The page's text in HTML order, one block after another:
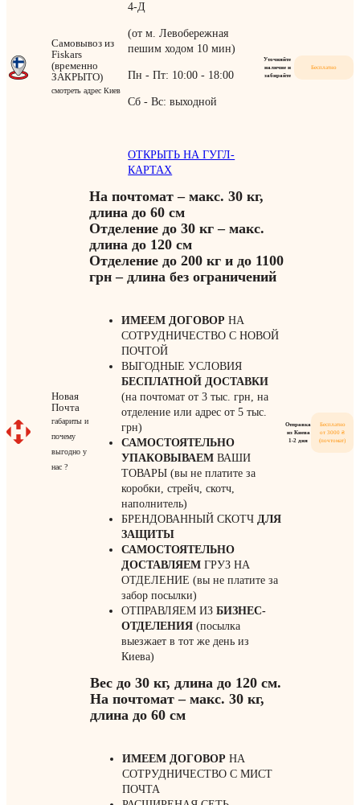
Самовывоз из
Fiskars
(временно
ЗАКРЫТО)
смотреть адрес Киев
4-Д
(от м. Левобережная
пешим ходом 10 мин)
Пн - Пт: 10:00 - 18:00
Сб - Вс: выходной
ОТКРЫТЬ НА ГУГЛ-
КАРТАХ
Уточняйте
наличие и
забирайте
Бесплатно
Новая
Почта
габариты и
почему
выгодно у
нас ?
На почтомат – макс. 30 кг,
длина до 60 см
Отделение до 30 кг – макс.
длина до 120 см
Отделение до 200 кг и до 1100
грн – длина без ограничений
ИМЕЕМ ДОГОВОР НА
СОТРУДНИЧЕСТВО С НОВОЙ
ПОЧТОЙ
ВЫГОДНЫЕ УСЛОВИЯ
БЕСПЛАТНОЙ ДОСТАВКИ
(на почтомат от 3 тыс. грн, на
отделение или адрес от 5 тыс.
грн)
САМОСТОЯТЕЛЬНО
УПАКОВЫВАЕМ ВАШИ
ТОВАРЫ (вы не платите за
коробки, стрейч, скотч,
наполнитель)
БРЕНДОВАННЫЙ СКОТЧДЛЯ
ЗАЩИТЫ
САМОСТОЯТЕЛЬНО
ДОСТАВЛЯЕМ ГРУЗ НА
ОТДЕЛЕНИЕ (вы не платите за
забор посылки)
ОТПРАВЛЯЕМ ИЗБИЗНЕС-
ОТДЕЛЕНИЯ (посылка
выезжает в тот же день из
Киева)
Отправка
из Киева
1-2 дня
Бесплатно
от 3000 ₴
(почтомат)
Вес до 30 кг, длина до 120 см.
На почтомат – макс. 30 кг,
длина до 60 см
ИМЕЕМ ДОГОВОР НА
СОТРУДНИЧЕСТВО С МИСТ
ПОЧТА